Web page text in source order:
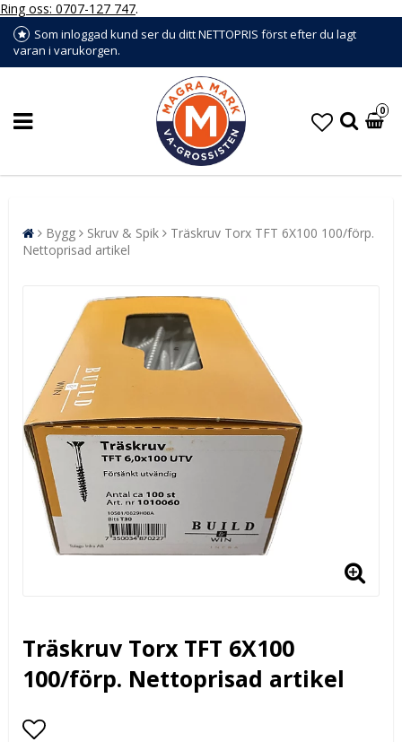
Ring oss: 0707-127 747.
Som inloggad kund ser du ditt NETTOPRIS först efter du lagt
varan i varukorgen.
0
Bygg Skruv & Spik
Träskruv Torx TFT 6X100 100/förp.
Nettoprisad artikel
Träskruv Torx TFT 6X100
100/förp. Nettoprisad artikel